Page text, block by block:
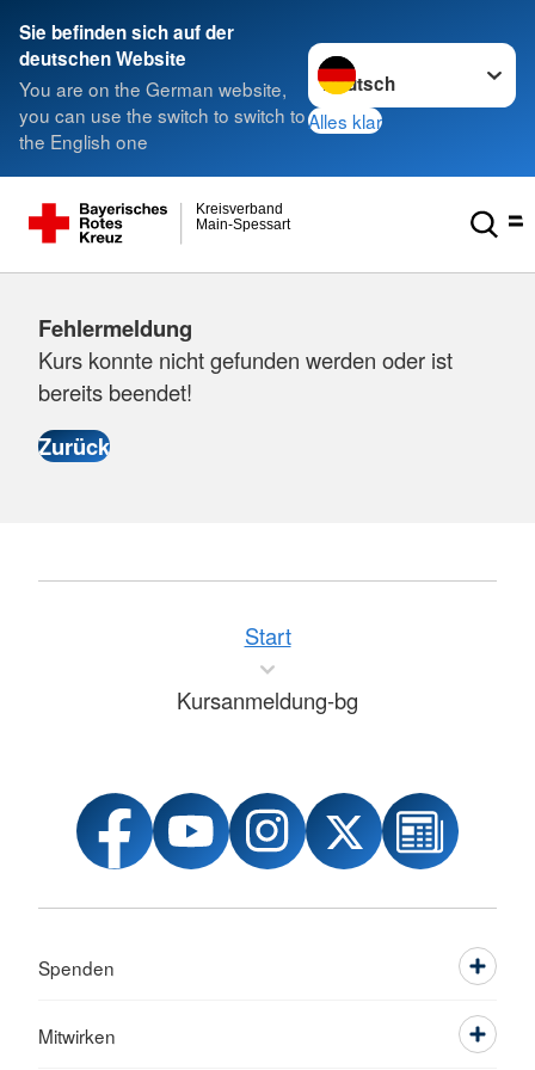
Sie befinden sich auf der
deutschen Website
You are on the German website,
you can use the switch to switch to
the English one
Sprache wechseln zu
Alles klar
Main-Spessart
Kreisverband
Fehlermeldung
Kurs konnte nicht gefunden werden oder ist
bereits beendet!
Start
Kursanmeldung-bg
Spenden
Mitwirken